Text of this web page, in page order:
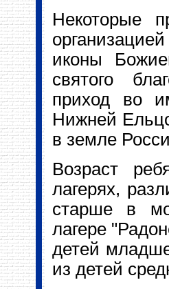
Некоторые
иконы
святого
приход во
Нижней
в земле
Возраст
лагерях,
старше в
лагере
детей
из детей